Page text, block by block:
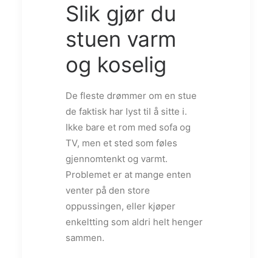
Slik gjør du
stuen varm
og koselig
De fleste drømmer om en stue
de faktisk har lyst til å sitte i.
Ikke bare et rom med sofa og
TV, men et sted som føles
gjennomtenkt og varmt.
Problemet er at mange enten
venter på den store
oppussingen, eller kjøper
enkeltting som aldri helt henger
sammen.